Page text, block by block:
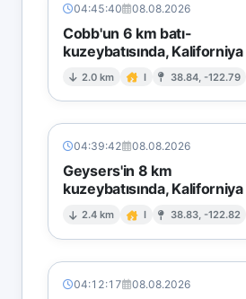
04:45:40 08.08.2026
Cobb'un 6 km batı-
kuzeybatısında, Kaliforniya
2.0 km I 38.84, -122.79
04:39:42 08.08.2026
Geysers'in 8 km
kuzeybatısında, Kaliforniya
2.4 km I 38.83, -122.82
04:12:17 08.08.2026